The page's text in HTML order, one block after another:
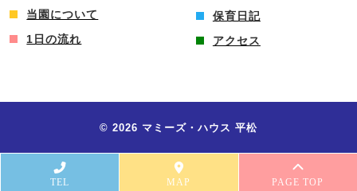
当園について
1日の流れ
保育日記
アクセス
© 2026 マミーズ・ハウス 平松
TEL MAP PAGE TOP